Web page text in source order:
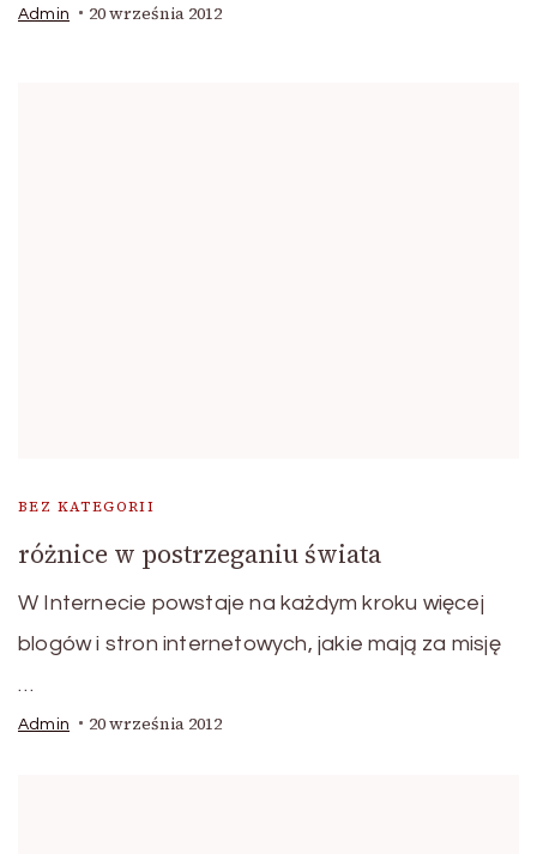
Admin 20 września 2012
BEZ KATEGORII
różnice w postrzeganiu świata
W Internecie powstaje na każdym kroku więcej
blogów i stron internetowych, jakie mają za misję
…
Admin 20 września 2012